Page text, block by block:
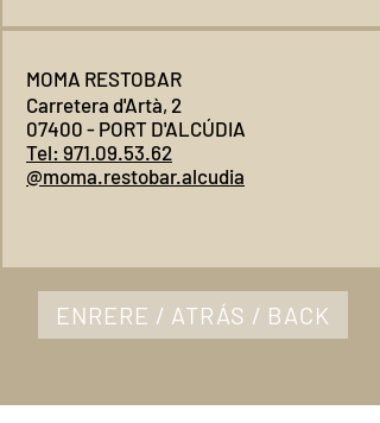
MOMA RESTOBAR
Carretera d'Artà, 2
07400 - PORT D'ALCÚDIA
Tel: 971.09.53.62
@moma.restobar.alcudia
ENRERE / ATRÁS / BACK